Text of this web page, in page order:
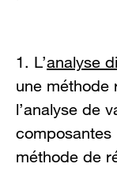
1. L’analyse
une méthode
l’analyse de
composantes
méthode de